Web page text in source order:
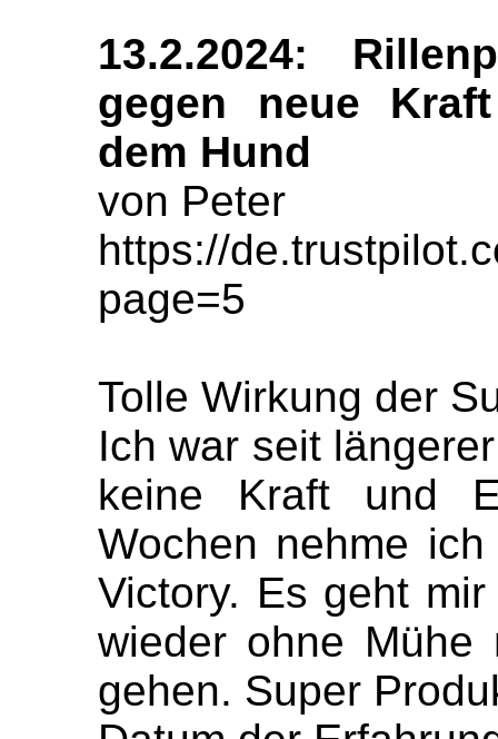
13.2.2024:
gegen neue
dem Hund
von Peter
https://
page=5
Tolle Wirkung der
Ich war seit
keine Kraft und
Wochen nehme
Victory. Es geht
wieder ohne Mühe
gehen. Super